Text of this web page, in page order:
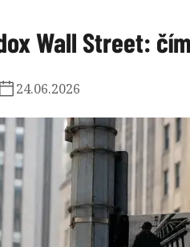
Wall Street:
24.06.2026